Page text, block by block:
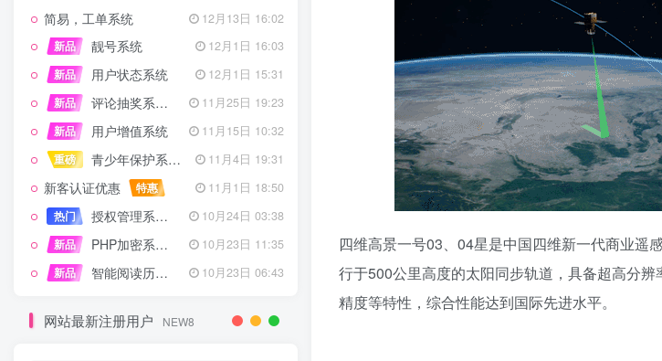
简易，工单系统
12月13日 16:02
新品
靓号系统
12月1日 16:03
新品
用户状态系统
12月1日 15:31
新品
评论抽奖系统 – 完整功能详解
11月25日 19:23
新品
用户增值系统
11月15日 10:32
重磅
青少年保护系统 专为子比主题开发 11月4日 19:31
新客认证优惠 特惠
11月1日 18:50
热门
授权管理系统子比主题专版
10月24日 03:38
新品
PHP加密系统专业版
10月23日 11:35
新品
智能阅读历史系统 10月23日 06:43
网站最新注册用户 NEW8
四维高景一号03、04星是中国四维新一代商业遥
行于500公里高度的太阳同步轨道，具备超高分
精度等特性，综合性能达到国际先进水平。